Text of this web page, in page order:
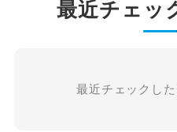
最近チェッ
最近チェックし